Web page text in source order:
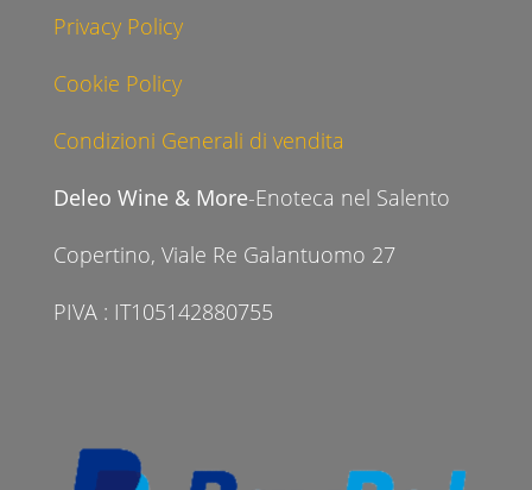
Privacy Policy
Cookie Policy
Condizioni Generali di vendita
Deleo Wine & More-Enoteca nel Salento
Copertino, Viale Re Galantuomo 27
PIVA : IT105142880755